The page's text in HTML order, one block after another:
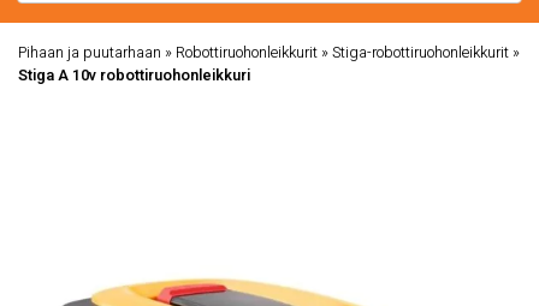
Pihaan ja puutarhaan » Robottiruohonleikkurit »Stiga-robottiruohonleikkurit »
Stiga A 10v robottiruohonleikkuri